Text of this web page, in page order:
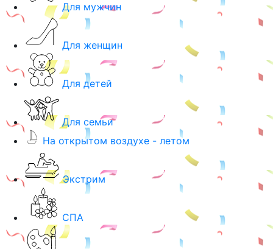
Для мужчин
Для женщин
Для детей
Для семьи
На открытом воздухе - летом
Экстрим
СПА